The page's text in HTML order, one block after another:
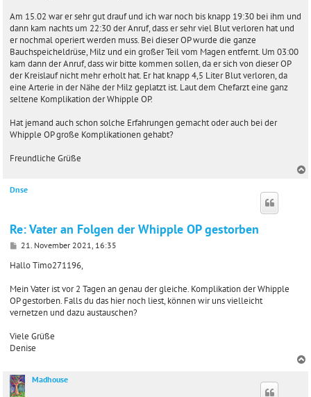
Am 15.02 war er sehr gut drauf und ich war noch bis knapp 19:30 bei ihm und
dann kam nachts um 22:30 der Anruf, dass er sehr viel Blut verloren hat und
er nochmal operiert werden muss. Bei dieser OP wurde die ganze
Bauchspeicheldrüse, Milz und ein großer Teil vom Magen entfernt. Um 03:00
kam dann der Anruf, dass wir bitte kommen sollen, da er sich von dieser OP
der Kreislauf nicht mehr erholt hat. Er hat knapp 4,5 Liter Blut verloren, da
eine Arterie in der Nähe der Milz geplatzt ist. Laut dem Chefarzt eine ganz
seltene Komplikation der Whipple OP.
Hat jemand auch schon solche Erfahrungen gemacht oder auch bei der
Whipple OP große Komplikationen gehabt?
Freundliche Grüße
Dnse
Re: Vater an Folgen der Whipple OP gestorben
B
i
a
g
21. November 2021, 16:35
Hallo Timo271196,
Mein Vater ist vor 2 Tagen an genau der gleiche. Komplikation der Whipple
OP gestorben. Falls du das hier noch liest, können wir uns vielleicht
vernetzen und dazu austauschen?
Viele Grüße
Denise
Madhouse